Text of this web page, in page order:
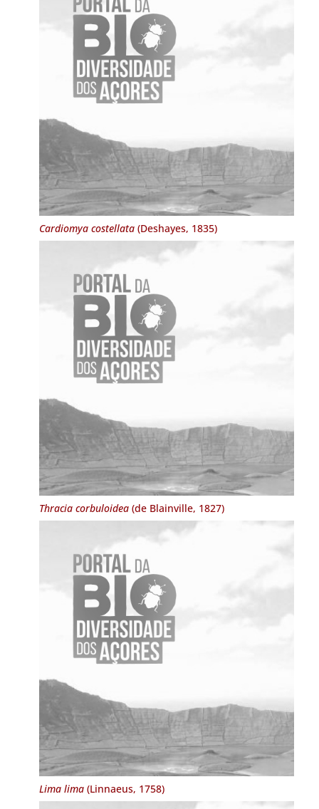
Cardiomya costellata(Deshayes, 1835)
Thracia corbuloidea(de Blainville, 1827)
Lima lima(Linnaeus, 1758)